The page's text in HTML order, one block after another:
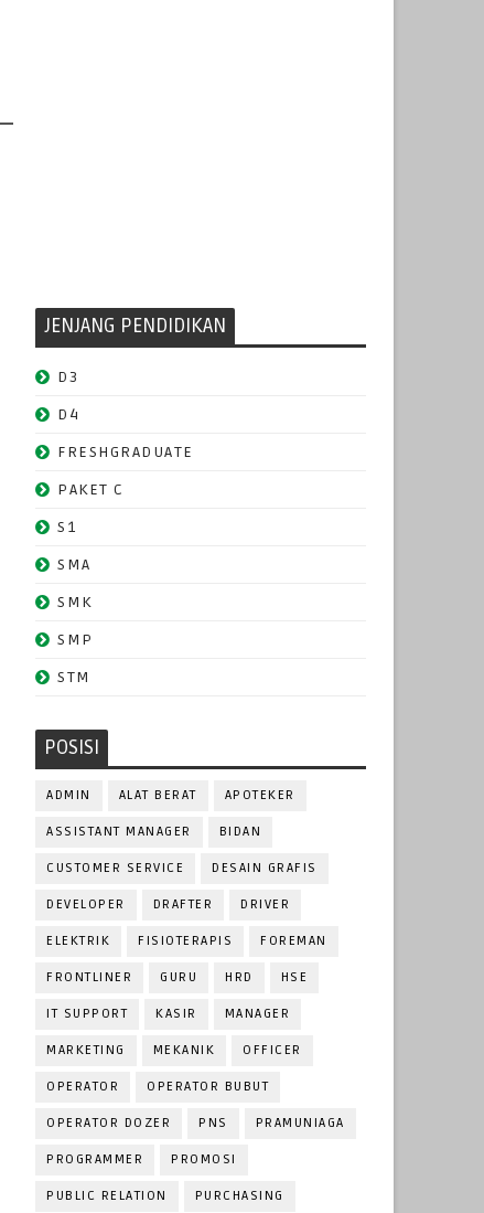
JENJANG PENDIDIKAN
D3
D4
FRESHGRADUATE
PAKET C
S1
SMA
SMK
SMP
STM
POSISI
ADMIN ALAT BERAT APOTEKER
ASSISTANT MANAGER BIDAN
CUSTOMER SERVICE DESAIN GRAFIS
DEVELOPER DRAFTER DRIVER
ELEKTRIK FISIOTERAPIS FOREMAN
FRONTLINER GURU HRD HSE
IT SUPPORT KASIR MANAGER
MARKETING MEKANIK OFFICER
OPERATOR OPERATOR BUBUT
OPERATOR DOZER PNS PRAMUNIAGA
PROGRAMMER PROMOSI
PUBLIC RELATION PURCHASING